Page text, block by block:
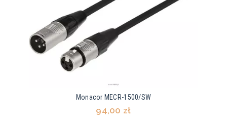
Monacor MECR-1500/SW
94,00 zł